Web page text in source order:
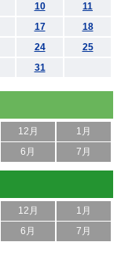
10
11
17
18
24
25
31
12月
1月
6月 7月
12月
1月
6月 7月